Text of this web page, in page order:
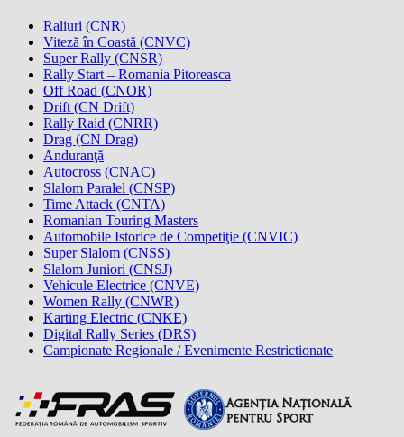
Raliuri (CNR)
Viteză în Coastă (CNVC)
Super Rally (CNSR)
Rally Start – Romania Pitoreasca
Off Road (CNOR)
Drift (CN Drift)
Rally Raid (CNRR)
Drag (CN Drag)
Anduranţă
Autocross (CNAC)
Slalom Paralel (CNSP)
Time Attack (CNTA)
Romanian Touring Masters
Automobile Istorice de Competiţie (CNVIC)
Super Slalom (CNSS)
Slalom Juniori (CNSJ)
Vehicule Electrice (CNVE)
Women Rally (CNWR)
Karting Electric (CNKE)
Digital Rally Series (DRS)
Campionate Regionale / Evenimente Restrictionate